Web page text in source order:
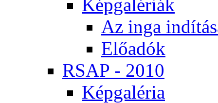
Kép­ga­lé­ri­ák
Az in­ga
Elő­adók
RSAP - 2010
Kép­ga­lé­ria